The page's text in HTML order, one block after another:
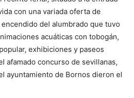
con una variada oferta de
del alumbrado que tuvo
acuáticas con tobogán,
exhibiciones y paseos
afamado concurso de sevillanas,
ayuntamiento de Bornos dieron el